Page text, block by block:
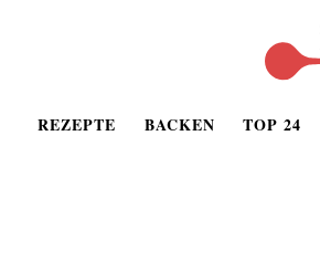
REZEPTE BACKEN TOP 24